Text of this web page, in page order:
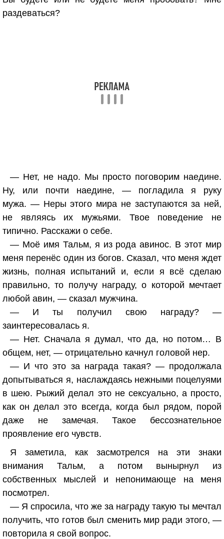
раздеваться?
— Нет, не надо. Мы просто поговорим наедине.
Ну, или почти наедине, — погладила я руку
мужа. — Неры этого мира не заступаются за ней,
не являясь их мужьями. Твое поведение не
типично. Расскажи о себе.
— Моё имя Тальм, я из рода авинос. В этот мир
меня перенёс один из богов. Сказал, что меня ждет
жизнь, полная испытаний и, если я всё сделаю
правильно, то получу награду, о которой мечтает
любой авин, — сказал мужчина.
— И ты получил свою награду? —
заинтересовалась я.
— Нет. Сначала я думал, что да, но потом… В
общем, нет, — отрицательно качнул головой нер.
— И что это за награда такая? — продолжала
допытываться я, наслаждаясь нежными поцелуями
в шею. Рыжий делал это не сексуально, а просто,
как он делал это всегда, когда был рядом, порой
даже не замечая. Такое бессознательное
проявление его чувств.
Я заметила, как засмотрелся на эти знаки
внимания Тальм, а потом вынырнул из
собственных мыслей и непонимающе на меня
посмотрел.
— Я спросила, что же за награду такую ты мечтал
получить, что готов был сменить мир ради этого, —
повторила я свой вопрос.